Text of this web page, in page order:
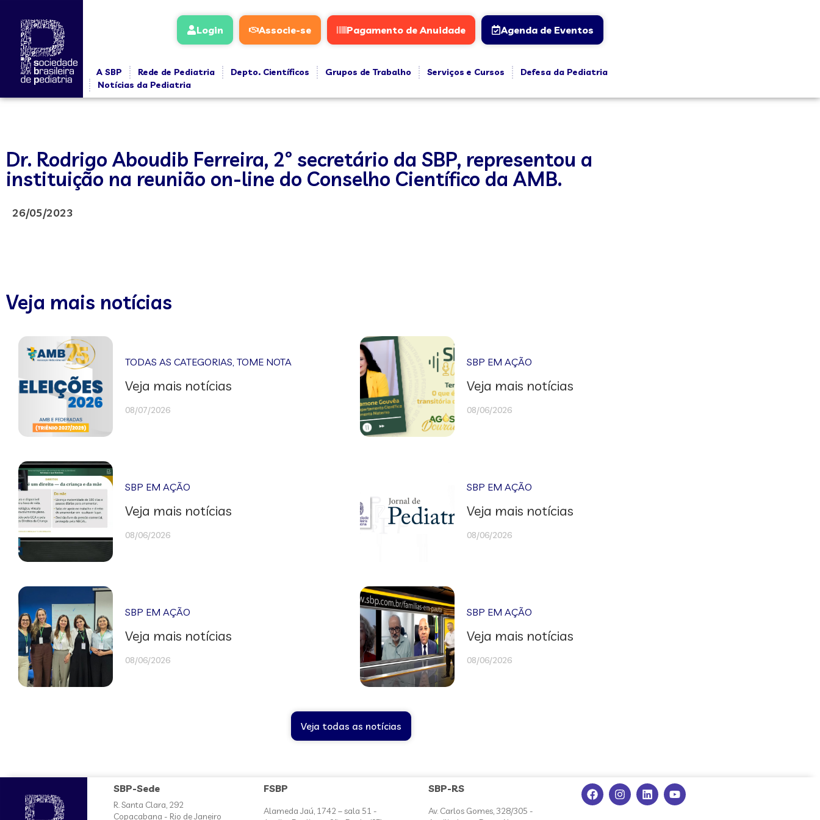
Login Associe-se Pagamento de Anuidade Agenda de Eventos
A SBP Rede de Pediatria Depto. Científicos Grupos de Trabalho Serviços e Cursos
Defesa da Pediatria
Notícias da Pediatria
Dr. Rodrigo Aboudib Ferreira, 2º secretário da SBP, representou a
instituição na reunião on-line do Conselho Científico da AMB.
26/05/2023
Veja mais notícias
TODAS AS CATEGORIAS,TOME NOTA
Veja mais notícias
08/07/2026
SBP EM AÇÃO
Veja mais notícias
08/06/2026
SBP EM AÇÃO
Veja mais notícias
08/06/2026
SBP EM AÇÃO
Veja mais notícias
08/06/2026
SBP EM AÇÃO
Veja mais notícias
08/06/2026
SBP EM AÇÃO
Veja mais notícias
08/06/2026
Veja todas as notícias
SBP-Sede
R. Santa Clara, 292
Copacabana - Rio de Janeiro
FSBP
Alameda Jaú, 1742 – sala 51 -
SBP-RS
Av. Carlos Gomes, 328/305 -